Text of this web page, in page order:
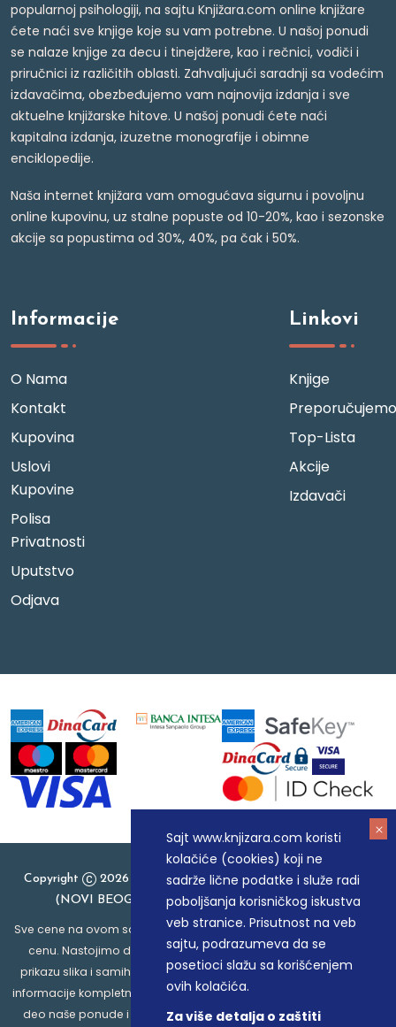
Sajt www.knjizara.com koristi
kolačiće (cookies) koji ne
sadrže lične podatke i služe radi
poboljšanja korisničkog iskustva
veb stranice. Prisutnost na veb
sajtu, podrazumeva da se
posetioci slažu sa korišćenjem
ovih kolačića.
Za više detalja o zaštiti
popularnoj psihologiji, na sajtu Knjižara.com online knjižare
ćete naći sve knjige koje su vam potrebne. U našoj ponudi
se nalaze knjige za decu i tinejdžere, kao i rečnici, vodiči i
priručnici iz različitih oblasti. Zahvaljujući saradnji sa vodećim
izdavačima, obezbeđujemo vam najnovija izdanja i sve
aktuelne knjižarske hitove. U našoj ponudi ćete naći
kapitalna izdanja, izuzetne monografije i obimne
enciklopedije.
Naša internet knjižara vam omogućava sigurnu i povoljnu
online kupovinu, uz stalne popuste od 10-20%, kao i sezonske
akcije sa popustima od 30%, 40%, pa čak i 50%.
Informacije
O Nama
Kontakt
Kupovina
Uslovi
Kupovine
Polisa
Privatnosti
Uputstvo
Odjava
Linkovi
Knjige
Preporučujemo
Top-Lista
Akcije
Izdavači
Copyright
2026 Knjizara.com - MAKART DOO BEOGRAD
(NOVI BEOGRAD), PIB: 105184104, MB: 20337524
Sve cene na ovom sajtu iskazane su u dinarima. PDV je uračunat u
cenu. Nastojimo da budemo što precizniji u opisu proizvoda,
prikazu slika i samih cena, ali ne možemo garantovati da su sve
informacije kompletne i bez grešaka. Svi artikli prikazani na sajtu su
deo naše ponude i ne podrazumeva da su dostupni u svakom